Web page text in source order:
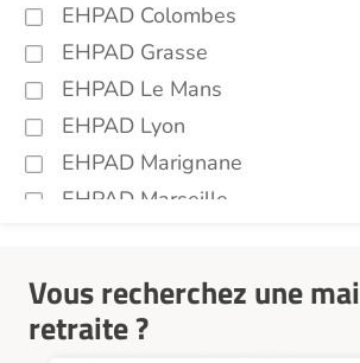
EHPAD Colombes
EHPAD Grasse
EHPAD Le Mans
EHPAD Lyon
EHPAD Marignane
EHPAD Marseille
EHPAD Nice
EHPAD Paris
Vous recherchez une
retraite ?